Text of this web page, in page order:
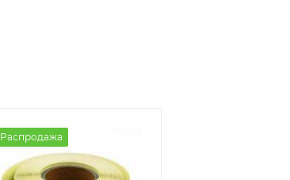
Распродажа